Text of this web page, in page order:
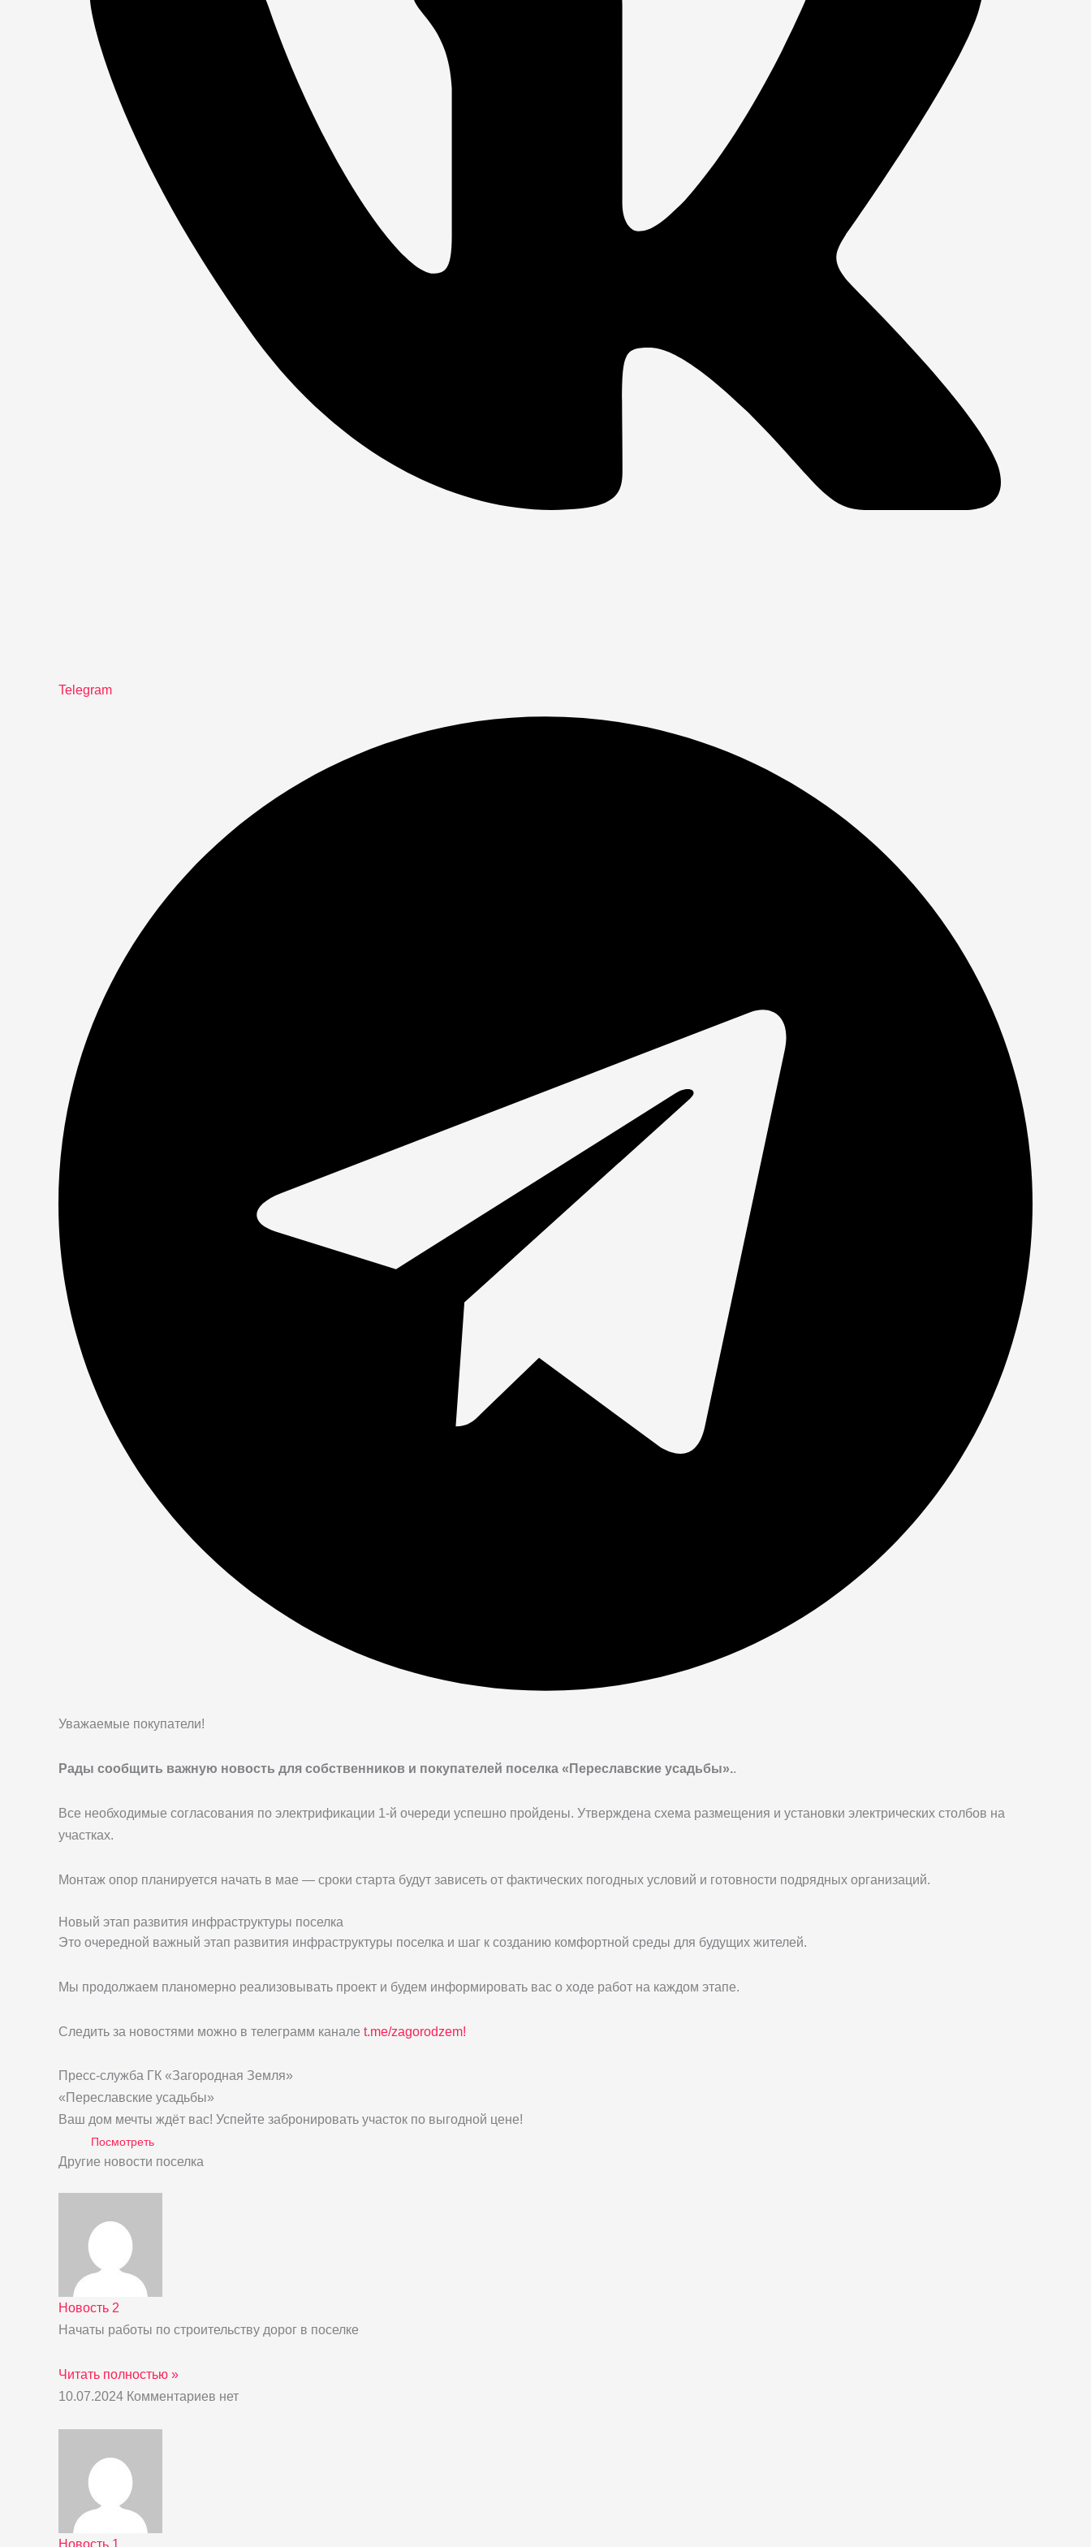
Telegram
Уважаемые покупатели!
Рады сообщить важную новость для собственников и покупателей поселка «Переславские усадьбы»..
Все необходимые согласования по электрификации 1-й очереди успешно пройдены. Утверждена схема размещения и установки электрических столбов на
участках.
Монтаж опор планируется начать в мае — сроки старта будут зависеть от фактических погодных условий и готовности подрядных организаций.
Новый этап развития инфраструктуры поселка
Это очередной важный этап развития инфраструктуры поселка и шаг к созданию комфортной среды для будущих жителей.
Мы продолжаем планомерно реализовывать проект и будем информировать вас о ходе работ на каждом этапе.
Следить за новостями можно в телеграмм канале t.me/zagorodzem!
Пресс-служба ГК «Загородная Земля»
«Переславские усадьбы»
Ваш дом мечты ждёт вас! Успейте забронировать участок по выгодной цене!
Посмотреть
Другие новости поселка
Новость 2
Начаты работы по строительству дорог в поселке
Читать полностью »
10.07.2024 Комментариев нет